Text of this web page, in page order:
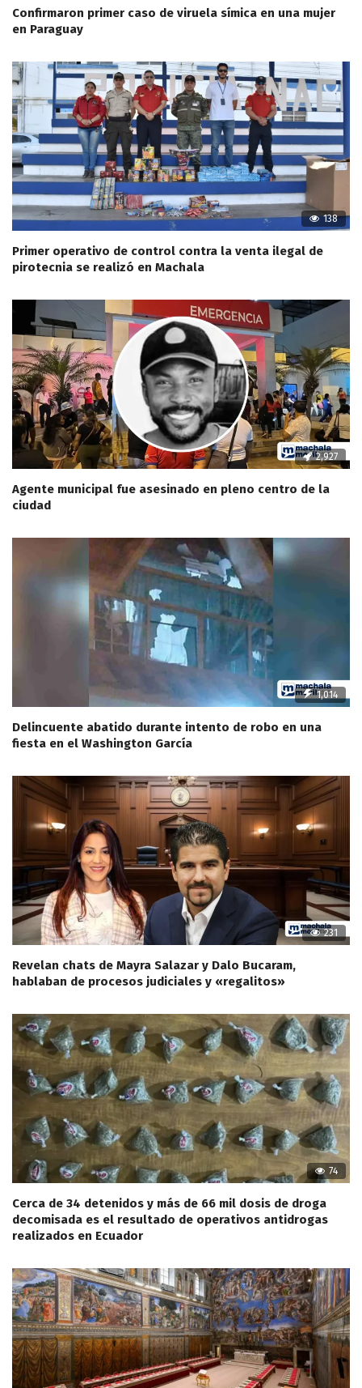
Confirmaron primer caso de viruela símica en una mujer
en Paraguay
138
Primer operativo de control contra la venta ilegal de
pirotecnia se realizó en Machala
2,927
Agente municipal fue asesinado en pleno centro de la
ciudad
1,014
Delincuente abatido durante intento de robo en una
fiesta en el Washington García
231
Revelan chats de Mayra Salazar y Dalo Bucaram,
hablaban de procesos judiciales y «regalitos»
74
Cerca de 34 detenidos y más de 66 mil dosis de droga
decomisada es el resultado de operativos antidrogas
realizados en Ecuador